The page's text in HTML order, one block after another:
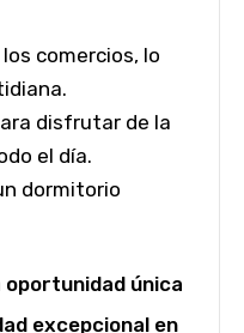
comercios, lo
disfrutar de la
el día.
dormitorio
única
excepcional en